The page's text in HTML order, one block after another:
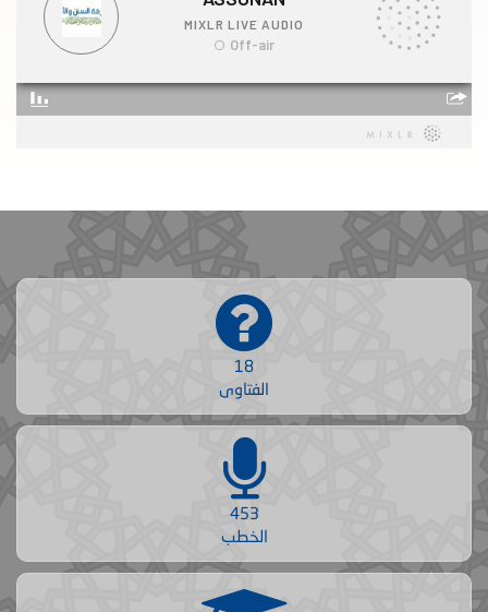
18
الفتاوى
453
الخطب